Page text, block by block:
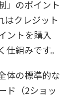
」のポイント
はクレジット
ントを購入
組みです。
体の標準的な
ド（2ショッ